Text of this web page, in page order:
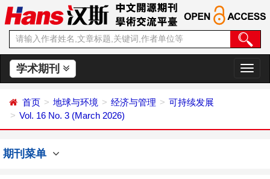
学术期刊
切
换
首页 地球与环境 经济与管理
可持续发展
Vol. 16 No. 3 (March 2026)
期刊菜单